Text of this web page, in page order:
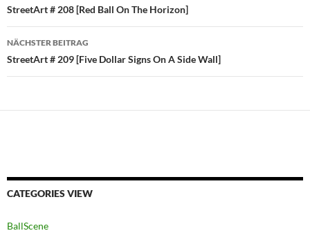
StreetArt # 208 [Red Ball On The Horizon]
NÄCHSTER BEITRAG
StreetArt # 209 [Five Dollar Signs On A Side Wall]
CATEGORIES VIEW
BallScene